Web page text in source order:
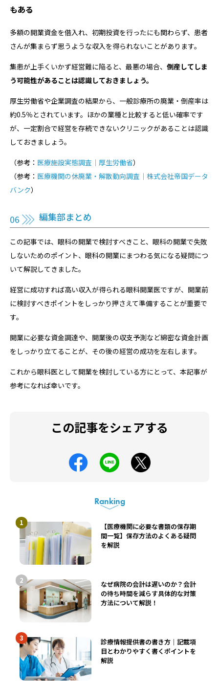
もある
多額の開業資金を借入れ、初期投資を行ったにも関わらず、患者
さんが集まらず思うような収入を得られないことがあります。
集患が上手くいかず経営難に陥ると、最悪の場合、 倒産してしま
う可能性があることは認識しておきましょう。
厚生労働省や企業調査の結果から、一般診療所の廃業・倒産率は
約0.5％とされています。ほかの業種と比較すると低い確率です
が、一定割合で経営を存続できないクリニックがあることは認識
しておきましょう。
（参考： 医療施設実態調査｜厚生労働省）
（参考： 医療機関の休廃業・解散動向調査｜株式会社帝国データ
バンク）
編集部まとめ
この記事では、眼科の開業で検討すべきこと、眼科の開業で失敗
しないためのポイント、眼科の開業にまつわる気になる疑問につ
いて解説してきました。
経営に成功すれば高い収入が得られる眼科開業医ですが、開業前
に検討すべきポイントをしっかり押さえて準備することが重要で
す。
開業に必要な資金調達や、開業後の収支予測など綿密な資金計画
をしっかり立てることが、その後の経営の成功を左右します。
これから眼科医として開業を検討している方にとって、本記事が
参考になれば幸いです。
この記事をシェアする
Ranking
【医療機関に必要な書類の保存期
間一覧】保存方法のよくある疑問
を解説
なぜ病院の会計は遅いのか？会計
の待ち時間を減らす具体的な対策
方法について解説！
診療情報提供書の書き方｜記載項
目とわかりやすく書くポイントを
解説